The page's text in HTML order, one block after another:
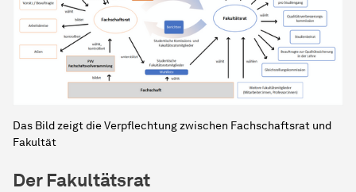
Das Bild zeigt die Verpflechtung zwischen Fachschaftsrat und
Fakultät
Der Fakultätsrat